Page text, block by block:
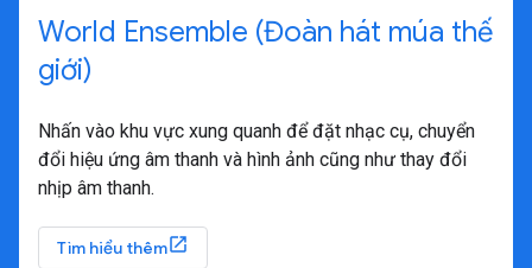
World Ensemble (Đoàn hát múa thế
giới)
Nhấn vào khu vực xung quanh để đặt nhạc cụ, chuyển
đổi hiệu ứng âm thanh và hình ảnh cũng như thay đổi
nhịp âm thanh.
Tìm hiểu thêm